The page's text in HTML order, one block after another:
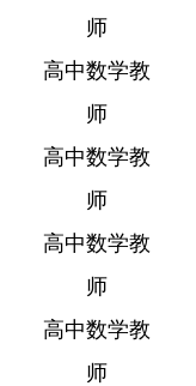
师
高中数学教
师
高中数学教
师
高中数学教
师
高中数学教
师